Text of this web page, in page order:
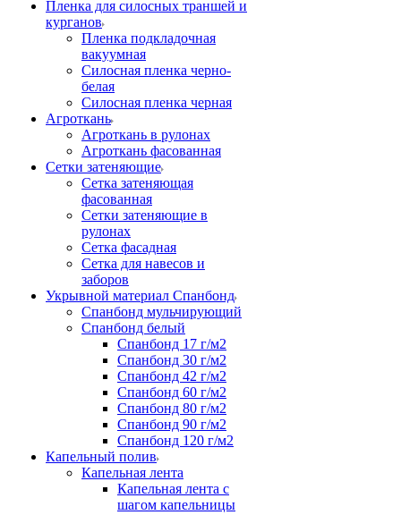
Пленка для силосных траншей и
курганов
Пленка подкладочная
вакуумная
Силосная пленка черно-
белая
Силосная пленка черная
Агроткань
Агроткань в рулонах
Агроткань фасованная
Сетки затеняющие
Сетка затеняющая
фасованная
Сетки затеняющие в
рулонах
Сетка фасадная
Сетка для навесов и
заборов
Укрывной материал Спанбонд
Спанбонд мульчирующий
Спанбонд белый
Спанбонд 17 г/м2
Спанбонд 30 г/м2
Спанбонд 42 г/м2
Спанбонд 60 г/м2
Спанбонд 80 г/м2
Спанбонд 90 г/м2
Спанбонд 120 г/м2
Капельный полив
Капельная лента
Капельная лента с
шагом капельницы